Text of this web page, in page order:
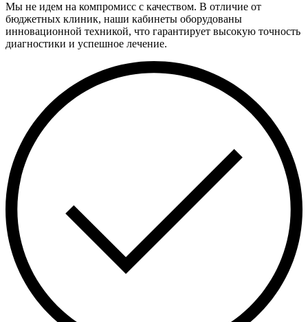
Мы не идем на компромисс с качеством. В отличие от
бюджетных клиник, наши кабинеты оборудованы
инновационной техникой, что гарантирует высокую точность
диагностики и успешное лечение.